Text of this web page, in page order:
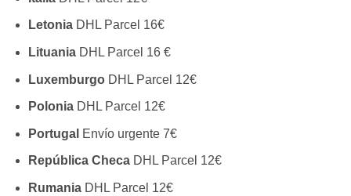
LetoniaDHL Parcel 16€
LituaniaDHL Parcel 16 €
LuxemburgoDHL Parcel 12€
PoloniaDHL Parcel 12€
Portugal Envío urgente 7€
República ChecaDHL Parcel 12€
RumaniaDHL Parcel 12€